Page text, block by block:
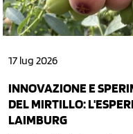
17 lug 2026
INNOVAZIONE E
DEL MIRTILLO:
LAIMBURG